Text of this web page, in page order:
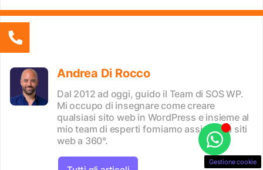
Andrea Di Rocco
Dal 2012 ad oggi, guido il Team di SOS WP.
Mi occupo di insegnare come creare
qualsiasi sito web in WordPress e insieme al
mio team di esperti forniamo assistenza siti
web a 360°.
Gestione cookie